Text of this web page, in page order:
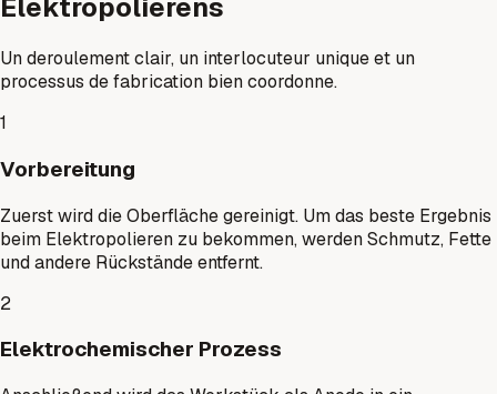
Elektropolierens
Un deroulement clair, un interlocuteur unique et un
processus de fabrication bien coordonne.
1
Vorbereitung
Zuerst wird die Oberfläche gereinigt. Um das beste Ergebnis
beim Elektropolieren zu bekommen, werden Schmutz, Fette
und andere Rückstände entfernt.
2
Elektrochemischer Prozess